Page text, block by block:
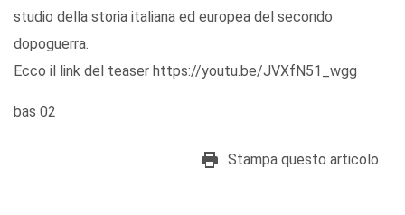
studio della storia italiana ed europea del secondo
dopoguerra.
Ecco il link del teaser https://youtu.be/JVXfN51_wgg
bas 02
Stampa questo articolo